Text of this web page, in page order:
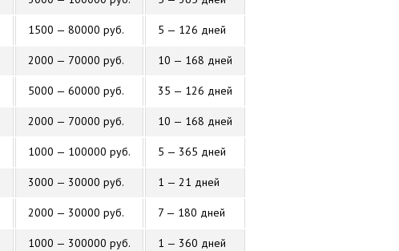
1500 — 80000 руб. 5 — 126 дней
2000 — 70000 руб. 10 — 168 дней
5000 — 60000 руб. 35 — 126 дней
2000 — 70000 руб. 10 — 168 дней
1000 — 100000 руб. 5 — 365 дней
3000 — 30000 руб. 1 — 21 дней
2000 — 30000 руб. 7 — 180 дней
1000 — 300000 руб. 1 — 360 дней